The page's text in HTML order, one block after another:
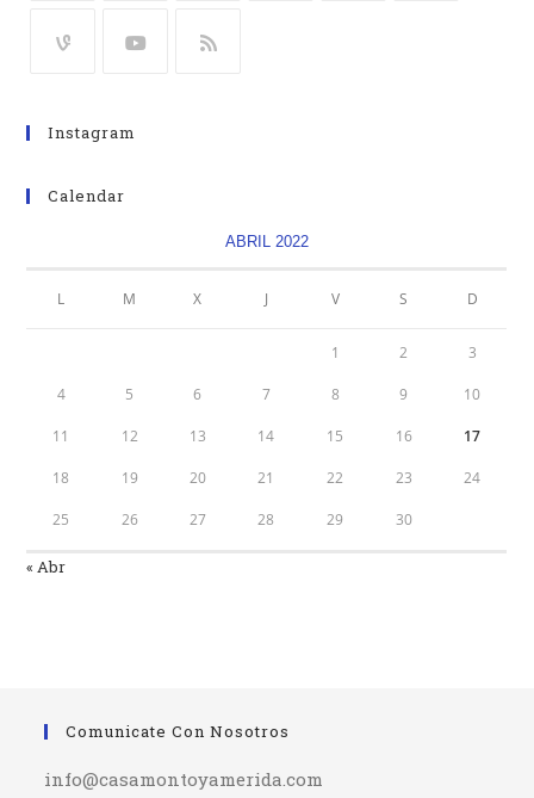
Instagram
Calendar
ABRIL 2022
L M X J V S D
1 2 3
4 5 6 7 8 9 10
11 12 13 14 15 16 17
18 19 20 21 22 23 24
25 26 27 28 29 30
« Abr
Comunicate Con Nosotros
info@casamontoyamerida.com